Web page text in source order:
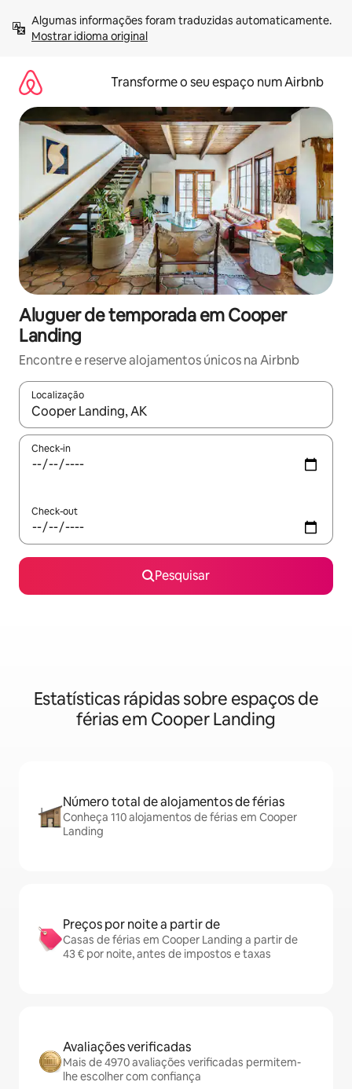
para
Mostrar idioma original
Transforme o seu espaço num Airbnb
Aluguer de temporada em Cooper
Landing
Encontre e reserve alojamentos únicos na Airbnb
Localização
Quando os resultados estiverem disponíveis, navegue com
Check-in
Check-out
Pesquisar
Estatísticas rápidas sobre espaços de
férias em Cooper Landing
Número total de alojamentos de férias
Conheça 110 alojamentos de férias em Cooper
Landing
Preços por noite a partir de
Casas de férias em Cooper Landing a partir de
43 € por noite, antes de impostos e taxas
Avaliações verificadas
Mais de 4970 avaliações verificadas permitem-
lhe escolher com confiança